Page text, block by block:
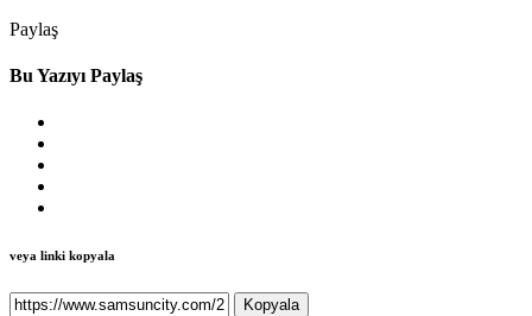
Paylaş
Bu Yazıyı Paylaş
veya linki kopyala
Kopyala